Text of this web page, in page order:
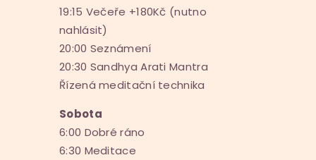
19:15 Večeře +180Kč (nutno
nahlásit)
20:00 Seznámení
20:30 Sandhya Arati Mantra
Řízená meditační technika
Sobota
6:00 Dobré ráno
6:30 Meditace